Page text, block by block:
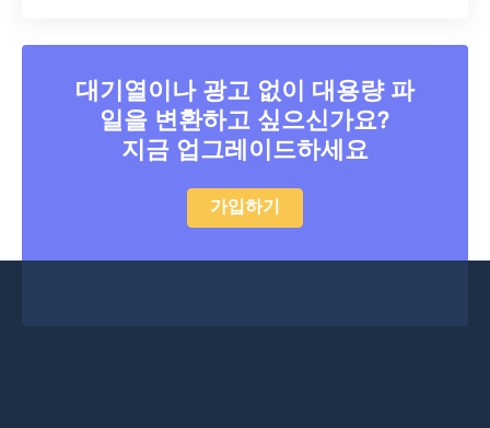
대기열이나 광고 없이 대용량 파
일을 변환하고 싶으신가요?
지금 업그레이드하세요
가입하기